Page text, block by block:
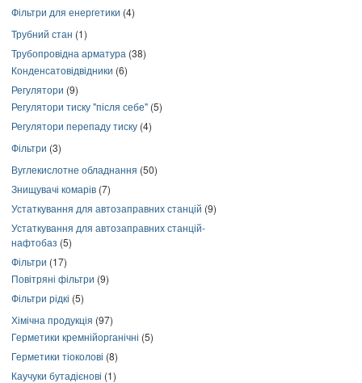
Фільтри для енергетики (4)
Трубний стан (1)
Трубопровідна арматура (38)
Конденсатовідвідники (6)
Регулятори (9)
Регулятори тиску "після себе" (5)
Регулятори перепаду тиску (4)
Фільтри (3)
Вуглекислотне обладнання (50)
Знищувачі комарів (7)
Устаткування для автозаправних станцій (9)
Устаткування для автозаправних станцій-
нафтобаз (5)
Фільтри (17)
Повітряні фільтри (9)
Фільтри рідкі (5)
Хімічна продукція (97)
Герметики кремнійорганічні (5)
Герметики тіоколові (8)
Каучуки бутадієнові (1)